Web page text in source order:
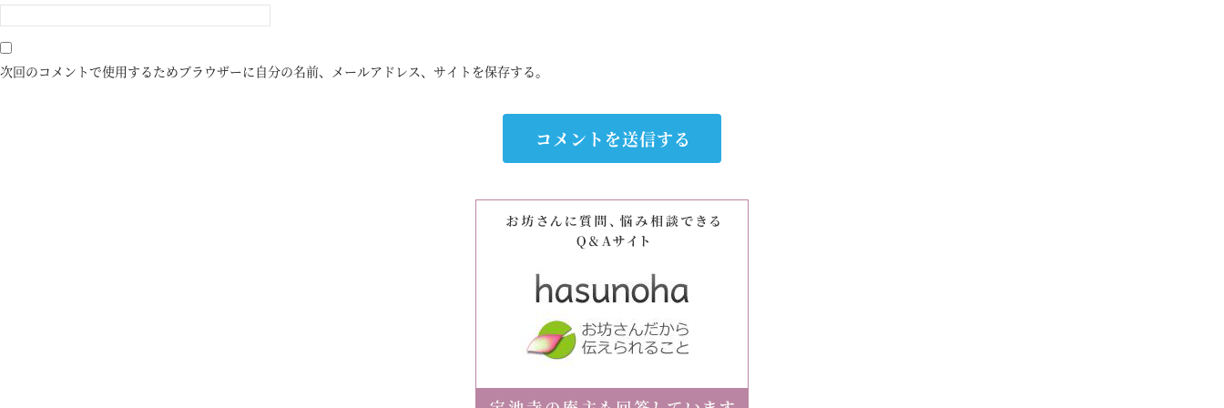
次回のコメントで使用するためブラウザーに自分の名前、メールアドレス、サイトを保存する。